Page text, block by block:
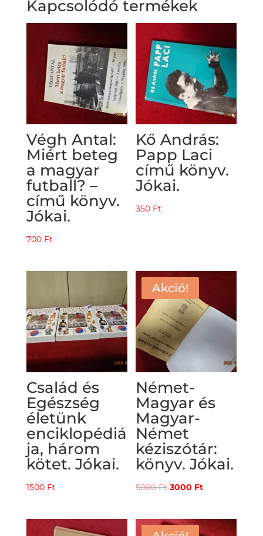
Kapcsolódó termékek
Végh Antal:
Miért beteg
a magyar
futball? –
című könyv.
Jókai.
700 Ft
Kő András:
Papp Laci
című könyv.
Jókai.
350 Ft
Család és
Egészség
életünk
enciklopédiá
ja, három
kötet. Jókai.
1500 Ft
Akció!
Német-
Magyar és
Magyar-
Német
kéziszótár:
könyv. Jókai.
5000Ft Original
was:
5000 Ft.
3000 FtCurrent
is:
3000 Ft.